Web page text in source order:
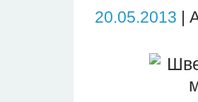
20.05.2013 |